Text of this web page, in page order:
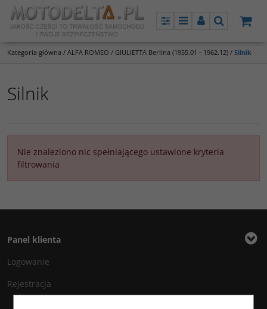
PanelMenuPanelSzukaj
Kategoria główna / ALFA ROMEO / GIULIETTA Berlina (1955.01 - 1962.12) / Silnik
Silnik
Nie znaleziono nic spełniającego ustawione kryteria
filtrowania
Panel klienta
Logowanie
Rejestracja